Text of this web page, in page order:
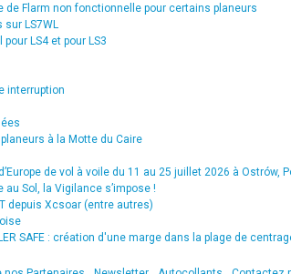
de Flarm non fonctionnelle pour certains planeurs
LS7WL
LS4 et pour LS3
interruption
à la Motte du Caire
de vol à voile du 11 au 25 juillet 2026 à Ostrów,
Sol, la Vigilance s’impose !
depuis Xcsoar (entre autres)
SAFE : création d'une marge dans la plage de